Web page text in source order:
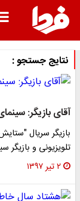
نتایج جستجو :
بازیگر: سینمای
و بازیگر
۲ تیر ۱۳۹۷